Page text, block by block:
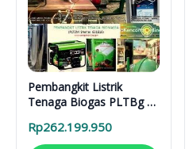
Pembangkit Listrik
Tenaga Biogas PLTBg 6-
Rp262.199.950